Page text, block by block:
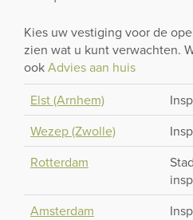
Kies uw vestiging voor de
zien wat u kunt verwachten.
ookAdvies aan huis
Elst (Arnhem)
Wezep (Zwolle)
Rotterdam
Amsterdam